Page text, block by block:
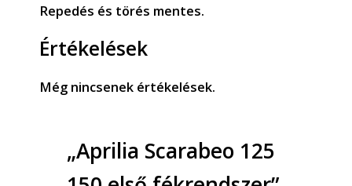
Repedés és törés mentes.
Értékelések
Még nincsenek értékelések.
„Aprilia Scarabeo 125